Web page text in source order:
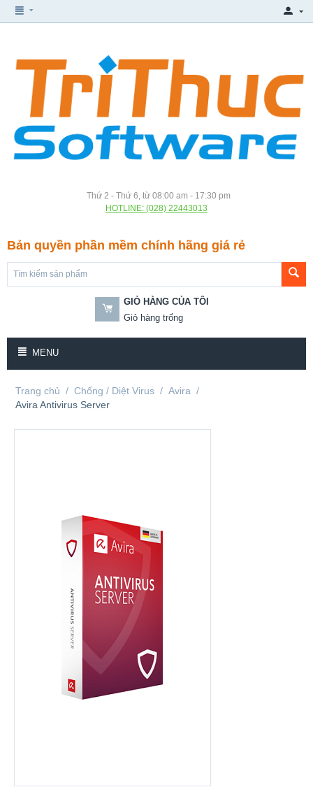
Thứ 2 - Thứ 6, từ 08:00 am - 17:30 pm
HOTLINE: (028) 22443013
Bản quyền phần mềm chính hãng giá rẻ
GIỎ HÀNG CỦA TÔI
Giỏ hàng trống
MENU
Trang chủ / Chống / Diệt Virus / Avira /
Avira Antivirus Server